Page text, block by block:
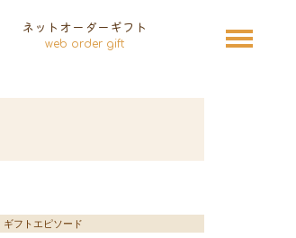
ネットオーダーギフト
web order gift
ギフトエピソード